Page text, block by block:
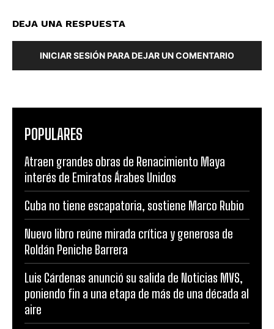
DEJA UNA RESPUESTA
INICIAR SESIÓN PARA DEJAR UN COMENTARIO
POPULARES
Atraen grandes obras de Renacimiento Maya
interés de Emiratos Árabes Unidos
Cuba no tiene escapatoria, sostiene Marco Rubio
Nuevo libro reúne mirada crítica y generosa de
Roldán Peniche Barrera
Luis Cárdenas anunció su salida de Noticias MVS,
poniendo fin a una etapa de más de una década al
aire